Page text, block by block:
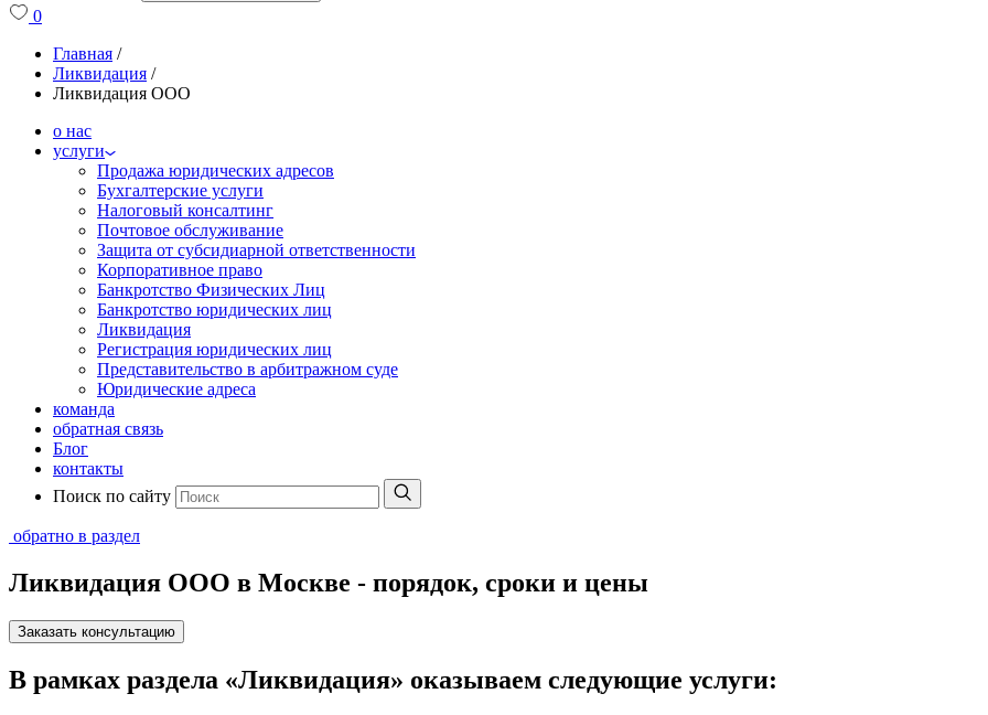
0
Главная /
Ликвидация /
Ликвидация ООО
о нас
услуги
Продажа юридических адресов
Бухгалтерские услуги
Налоговый консалтинг
Почтовое обслуживание
Защита от субсидиарной ответственности
Корпоративное право
Банкротство Физических Лиц
Банкротство юридических лиц
Ликвидация
Регистрация юридических лиц
Представительство в арбитражном суде
Юридические адреса
команда
обратная связь
Блог
контакты
Поиск по сайту
обратно в раздел
Ликвидация ООО в Москве - порядок, сроки и цены
Заказать консультацию
В рамках раздела «Ликвидация» оказываем следующие услуги: